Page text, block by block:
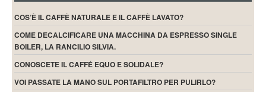
COS’È IL CAFFÈ NATURALE E IL CAFFÈ LAVATO?
COME DECALCIFICARE UNA MACCHINA DA ESPRESSO SINGLE
BOILER, LA RANCILIO SILVIA.
CONOSCETE IL CAFFÉ EQUO E SOLIDALE?
VOI PASSATE LA MANO SUL PORTAFILTRO PER PULIRLO?